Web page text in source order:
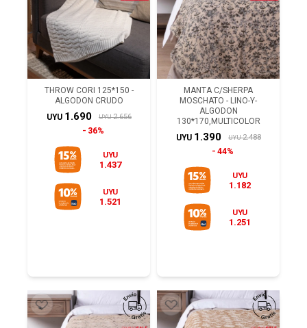
THROW CORI 125*150 -
ALGODON CRUDO
UYU 1.690 UYU 2.656
36%
UYU
1.437
UYU
1.521
MANTA C/SHERPA
MOSCHATO - LINO-Y-
ALGODON
130*170,MULTICOLOR
UYU 1.390 UYU 2.488
44%
UYU
1.182
UYU
1.251